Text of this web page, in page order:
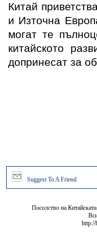
Китай
и Източна
могат те
китайското
допринесат за
Suggest To A Friend
Посолство на
http://